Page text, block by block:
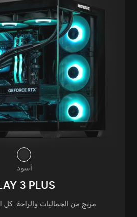
أسود
3 PLUS
مزيج من الجماليات والراحة. كل